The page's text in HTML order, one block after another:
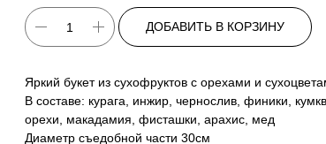
ДОБАВИТЬ В КОРЗИНУ
Яркий букет из сухофруктов с орехами и
В составе: курага, инжир, чернослив, финики,
орехи, макадамия, фисташки, арахис, мед
Диаметр съедобной части 30см